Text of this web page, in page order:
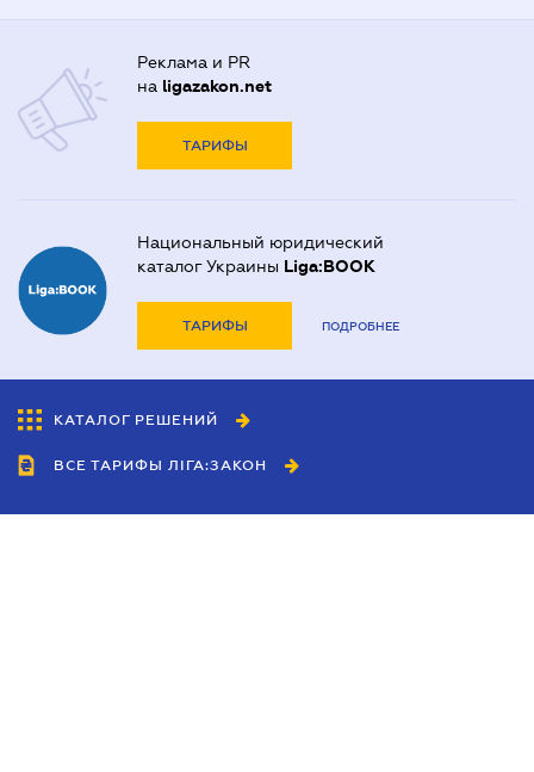
Реклама и PR
на ligazakon.net
ТАРИФЫ
Национальный юридический
каталог Украины Liga:BOOK
ТАРИФЫ ПОДРОБНЕЕ
КАТАЛОГ РЕШЕНИЙ
ВСЕ ТАРИФЫ ЛІГА:ЗАКОН